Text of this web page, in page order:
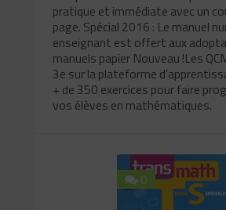
pratique et immédiate avec un
page. Spécial 2016 : Le manuel
enseignant est offert aux
manuels papier Nouveau !Les
3e sur la plateforme
+ de 350 exercices pour faire
vos élèves en mathématiques.
0